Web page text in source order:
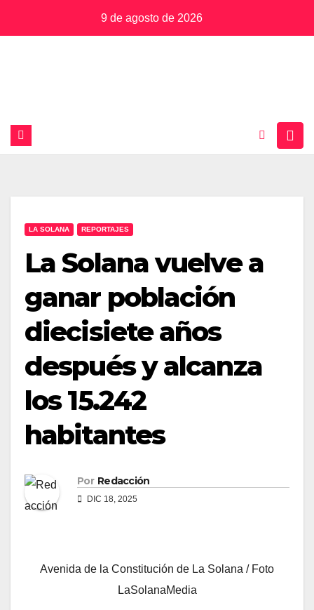
9 de agosto de 2026
LA SOLANA REPORTAJES
La Solana vuelve a
ganar población
diecisiete años
después y alcanza
los 15.242
habitantes
Por Redacción
DIC 18, 2025
Avenida de la Constitución de La Solana / Foto
LaSolanaMedia